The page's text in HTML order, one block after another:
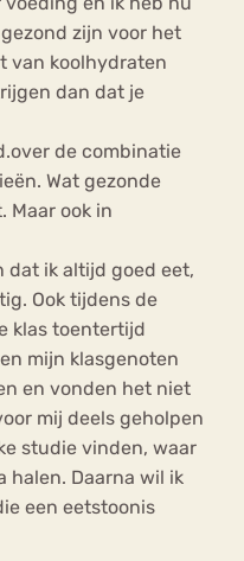
zijn voor het
van koolhydraten
dan dat je
de combinatie
Wat gezonde
Maar ook in
dat ik altijd goed eet,
Ook tijdens de
klas toentertijd
mijn klasgenoten
en vonden het niet
mij deels geholpen
studie vinden, waar
halen. Daarna wil ik
een eetstoonis